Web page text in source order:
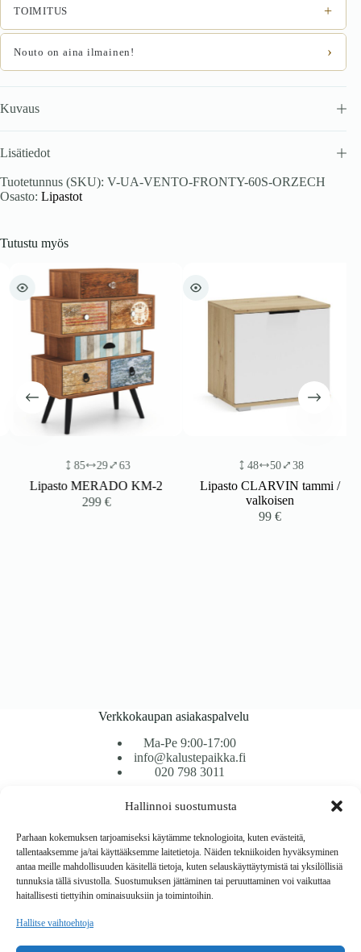
Hallinnoi suostumusta
Parhaan kokemuksen tarjoamiseksi käytämme teknologioita, kuten evästeitä,
tallentaaksemme ja/tai käyttääksemme laitetietoja. Näiden tekniikoiden hyväksyminen
antaa meille mahdollisuuden käsitellä tietoja, kuten selauskäyttäytymistä tai yksilöllisiä
tunnuksia tällä sivustolla. Suostumuksen jättäminen tai peruuttaminen voi vaikuttaa
haitallisesti tiettyihin ominaisuuksiin ja toimintoihin.
Hallitse vaihtoehtoja
TOIMITUS +
Nouto on aina ilmainen! ›
Kuvaus
Lisätiedot
Tuotetunnus (SKU): V-UA-VENTO-FRONTY-60S-ORZECH
Osasto: Lipastot
Tutustu myös
85 29 63
Lipasto MERADO KM-2
299€
48 50 38
Lipasto CLARVIN tammi /
valkoisen
99€
Verkkokaupan asiakaspalvelu
Ma-Pe 9:00-17:00
info@kalustepaikka.fi
020 798 3011
Tavarantoimitus / Maksutavat
Toimitustavat
Maksutavat
Vaihto ja palautus
Reklamaatiot